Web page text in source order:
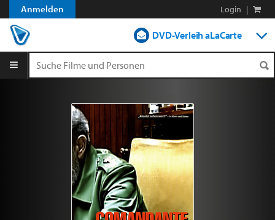
Anmelden Login |
DVD-Verleih aLaCarte
Shop
Blog